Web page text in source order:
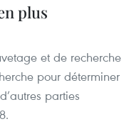
plus
et de recherche
pour déterminer
parties